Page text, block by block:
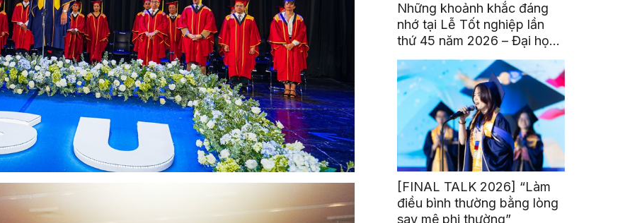
Những khoảnh khắc đáng
nhớ tại Lễ Tốt nghiệp lần
thứ 45 năm 2026 – Đại học
Hoa Sen
[FINAL TALK 2026] “Làm
điều bình thường bằng lòng
say mê phi thường”